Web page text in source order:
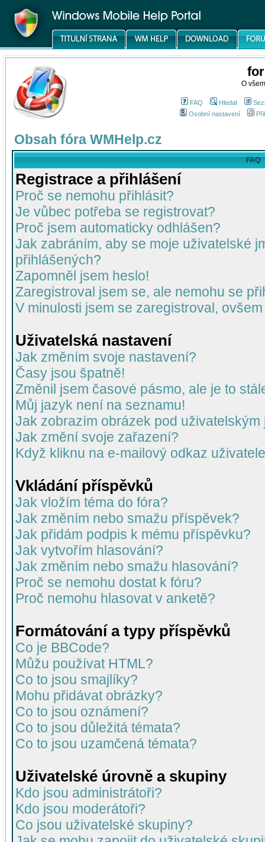
O
FAQ Hledat
Osobní nastavení
Obsah fóra WMHelp.cz
FAQ
Registrace a přihlášení
Proč se nemohu přihlásit?
Je vůbec potřeba se registrovat?
Proč jsem automaticky odhlášen?
Jak zabráním, aby se moje uživatelské
přihlášených?
Zapomněl jsem heslo!
Zaregistroval jsem se, ale nemohu se
V minulosti jsem se zaregistroval,
Uživatelská nastavení
Jak změním svoje nastavení?
Časy jsou špatně!
Změnil jsem časové pásmo, ale je to
Můj jazyk není na seznamu!
Jak zobrazím obrázek pod uživatelským
Jak změní svoje zařazení?
Když kliknu na e-mailový odkaz
Vkládání příspěvků
Jak vložím téma do fóra?
Jak změním nebo smažu příspěvek?
Jak přidám podpis k mému příspěvku?
Jak vytvořím hlasování?
Jak změním nebo smažu hlasování?
Proč se nemohu dostat k fóru?
Proč nemohu hlasovat v anketě?
Formátování a typy příspěvků
Co je BBCode?
Můžu používat HTML?
Co to jsou smajlíky?
Mohu přidávat obrázky?
Co to jsou oznámení?
Co to jsou důležitá témata?
Co to jsou uzamčená témata?
Uživatelské úrovně a skupiny
Kdo jsou administrátoři?
Kdo jsou moderátoři?
Co jsou uživatelské skupiny?